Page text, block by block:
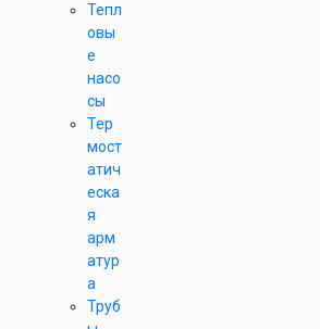
Тепл
овы
е
насо
сы
Тер
мост
атич
еска
я
арм
атур
а
Труб